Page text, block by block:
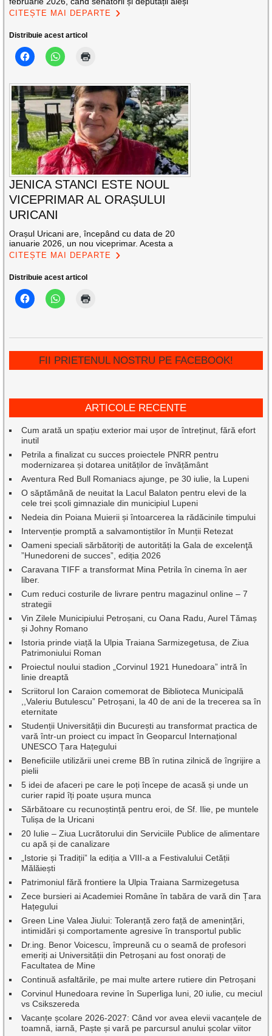
CITEȘTE MAI DEPARTE
Distribuie acest articol
JENICA STANCI ESTE NOUL
VICEPRIMAR AL ORAȘULUI
URICANI
Orașul Uricani are, începând cu data de 20
ianuarie 2026, un nou viceprimar. Acesta a
CITEȘTE MAI DEPARTE
Distribuie acest articol
FII PRIETENUL NOSTRU PE FACEBOOK!
ARTICOLE RECENTE
Cum arată un spațiu exterior mai ușor de întreținut, fără efort
inutil
Petrila a finalizat cu succes proiectele PNRR pentru
modernizarea și dotarea unităților de învățământ
Aventura Red Bull Romaniacs ajunge, pe 30 iulie, la Lupeni
O săptămână de neuitat la Lacul Balaton pentru elevi de la
cele trei școli gimnaziale din municipiul Lupeni
Nedeia din Poiana Muierii și întoarcerea la rădăcinile timpului
Intervenție promptă a salvamontiștilor în Munții Retezat
Oameni speciali sărbătoriți de autorități la Gala de excelenţă
”Hunedoreni de succes”, ediția 2026
Caravana TIFF a transformat Mina Petrila în cinema în aer
liber.
Cum reduci costurile de livrare pentru magazinul online – 7
strategii
Vin Zilele Municipiului Petroșani, cu Oana Radu, Aurel Tămaș
și Johny Romano
Istoria prinde viață la Ulpia Traiana Sarmizegetusa, de Ziua
Patrimoniului Roman
Proiectul noului stadion „Corvinul 1921 Hunedoara” intră în
linie dreaptă
Scriitorul Ion Caraion comemorat de Biblioteca Municipală
,,Valeriu Butulescu” Petroșani, la 40 de ani de la trecerea sa în
eternitate
Studenții Universității din București au transformat practica de
vară într-un proiect cu impact în Geoparcul Internațional
UNESCO Țara Hațegului
Beneficiile utilizării unei creme BB în rutina zilnică de îngrijire a
pielii
5 idei de afaceri pe care le poți începe de acasă și unde un
curier rapid îți poate ușura munca
Sărbătoare cu recunoștință pentru eroi, de Sf. Ilie, pe muntele
Tulișa de la Uricani
20 Iulie – Ziua Lucrătorului din Serviciile Publice de alimentare
cu apă și de canalizare
„Istorie și Tradiții” la ediția a VIII-a a Festivalului Cetății
Mălăiești
Patrimoniul fără frontiere la Ulpia Traiana Sarmizegetusa
Zece bursieri ai Academiei Române în tabăra de vară din Țara
Hațegului
Green Line Valea Jiului: Toleranță zero față de amenințări,
intimidări și comportamente agresive în transportul public
Dr.ing. Benor Voicescu, împreună cu o seamă de profesori
emeriți ai Universității din Petroșani au fost onorați de
Facultatea de Mine
Continuă asfaltările, pe mai multe artere rutiere din Petroșani
Corvinul Hunedoara revine în Superliga luni, 20 iulie, cu meciul
vs Csikszereda
Vacanțe școlare 2026-2027: Când vor avea elevii vacanțele de
toamnă, iarnă, Paște și vară pe parcursul anului școlar viitor